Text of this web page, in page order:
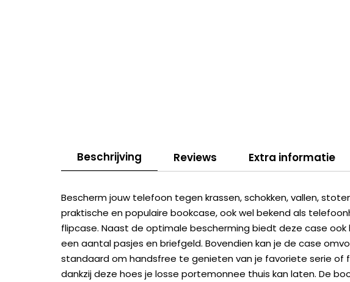
Beschrijving Reviews Extra informatie
Bescherm jouw telefoon tegen krassen, schokken, vallen,
praktische en populaire bookcase, ook wel bekend als
flipcase. Naast de optimale bescherming biedt deze case ook
een aantal pasjes en briefgeld. Bovendien kan je de case
standaard om handsfree te genieten van je favoriete serie of
dankzij deze hoes je losse portemonnee thuis kan laten. De